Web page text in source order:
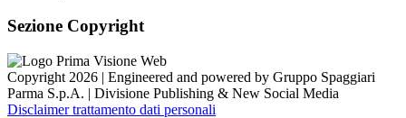
Sezione Copyright
Copyright 2026 | Engineered and powered by Gruppo Spaggiari
Parma S.p.A. | Divisione Publishing & New Social Media
Disclaimer trattamento dati personali